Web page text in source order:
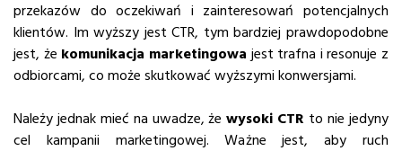
przekazów do oczekiwań i zainteresowań potencjalnych
klientów. Im wyższy jest CTR, tym bardziej prawdopodobne
jest, że komunikacja marketingowa jest trafna i resonuje z
odbiorcami, co może skutkować wyższymi konwersjami.
Należy jednak mieć na uwadze, że wysoki CTR to nie jedyny
cel kampanii marketingowej. Ważne jest, aby ruch